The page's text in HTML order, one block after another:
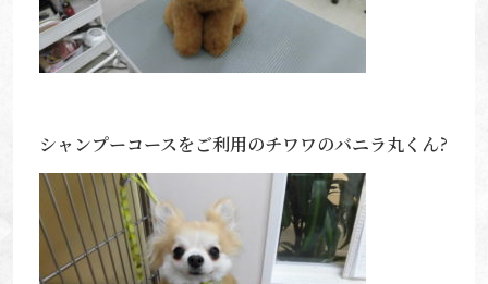
シャンプーコースをご利用のチワワのバニラ丸くん?